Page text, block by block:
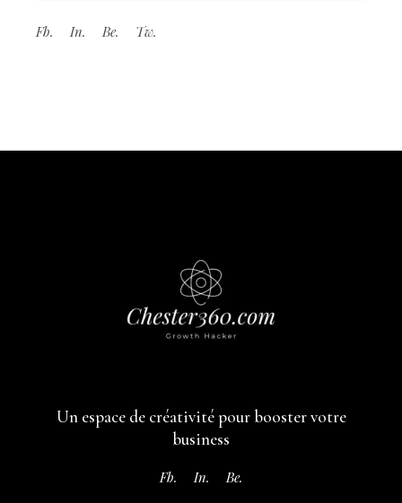
Fb. In. Be. Tw.
Un espace de créativité pour booster votre
business
Fb. In. Be.